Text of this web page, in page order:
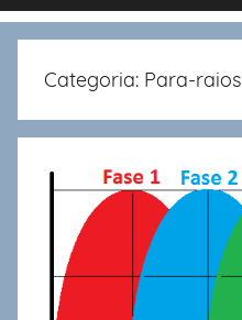
Categoria: Para-raios